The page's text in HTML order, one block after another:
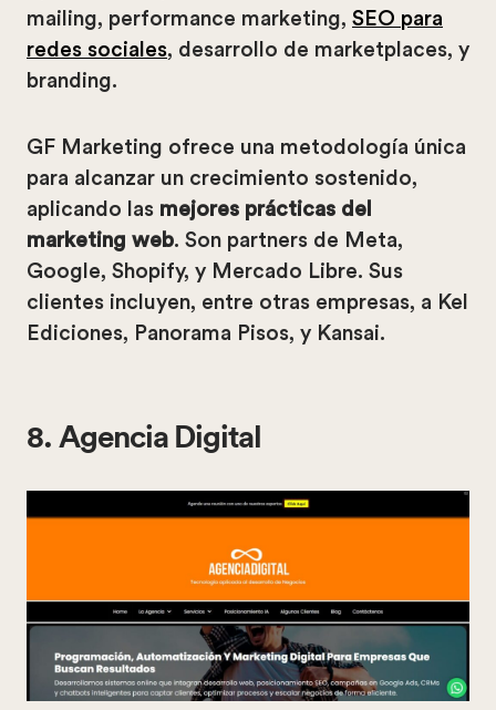
mailing, performance marketing, SEO para
redes sociales, desarrollo de marketplaces, y
branding.
GF Marketing ofrece una metodología única
para alcanzar un crecimiento sostenido,
aplicando las mejores prácticas del
marketing web. Son partners de Meta,
Google, Shopify, y Mercado Libre. Sus
clientes incluyen, entre otras empresas, a Kel
Ediciones, Panorama Pisos, y Kansai.
8. Agencia Digital